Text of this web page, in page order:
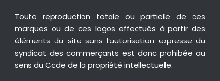
Toute reproduction totale ou partielle de ces
marques ou de ces logos effectués à partir des
éléments du site sans l’autorisation expresse du
syndicat des commerçants est donc prohibée au
sens du Code de la propriété intellectuelle.